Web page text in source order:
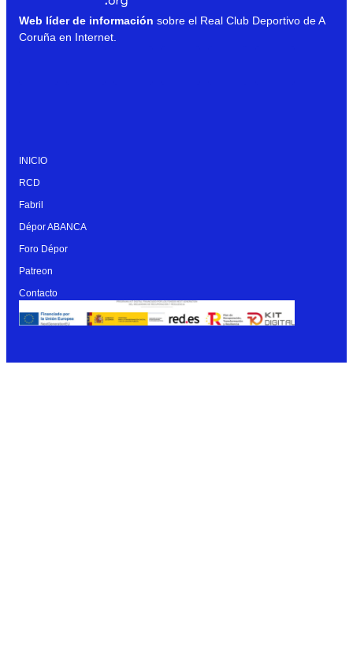
Web líder de información sobre el Real Club Deportivo de A
Coruña en Internet.
INICIO
RCD
Fabril
Dépor ABANCA
Foro Dépor
Patreon
Contacto